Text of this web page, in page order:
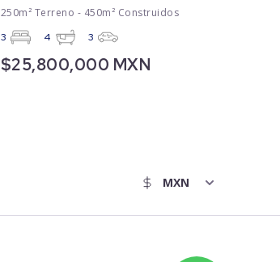
250m² Terreno - 450m² Construidos
3 4 3
$25,800,000 MXN